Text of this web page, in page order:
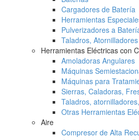
Cargadores de Batería
Herramientas
Pulverizadores a
Taladros,
Herramientas Eléctricas con
Amoladoras Angulares
Máquinas
Máquinas para
Sierras, Caladoras,
Taladros,
Otras Herramientas
Aire
Compresor de Alta